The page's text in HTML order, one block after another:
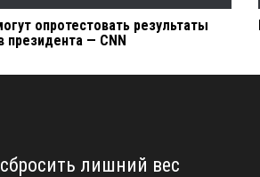
опротестовать результаты
президента — CNN
лишний вес